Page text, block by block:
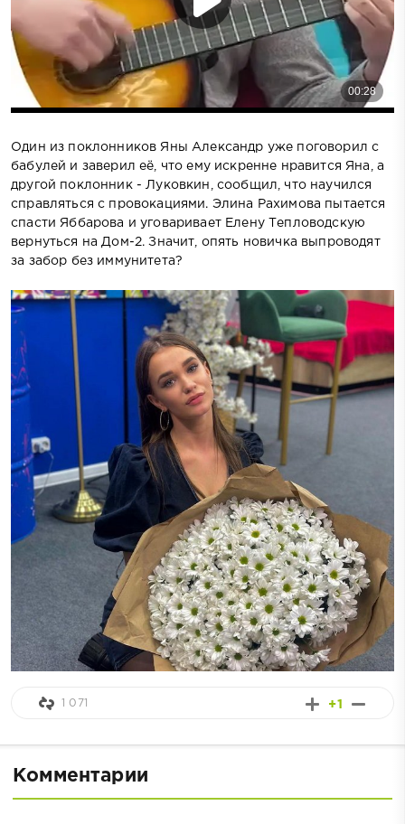
Один из поклонников Яны Александр уже поговорил с
бабулей и заверил её, что ему искренне нравится Яна, а
другой поклонник - Луковкин, сообщил, что научился
справляться с провокациями. Элина Рахимова пытается
спасти Яббарова и уговаривает Елену Тепловодскую
вернуться на Дом-2. Значит, опять новичка выпроводят
за забор без иммунитета?
+1
1 071
Комментарии